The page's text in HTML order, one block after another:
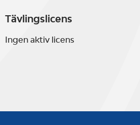
Tävlingslicens
Ingen aktiv licens